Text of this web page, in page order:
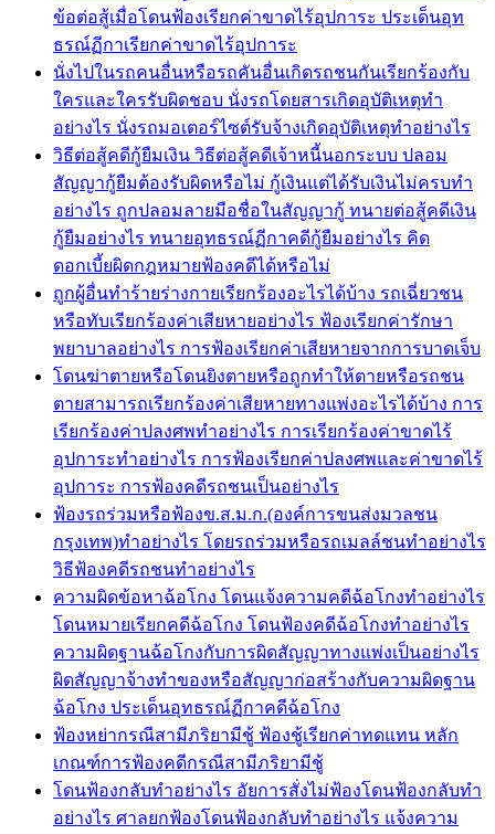
ข้อต่อสู้เมื่อโดนฟ้องเรียกค่าขาดไร้อุปการะ ประเด็นอุท
ธรณ์ฏีกาเรียกค่าขาดไร้อุปการะ
นั่งไปในรถคนอื่นหรือรถคันอื่นเกิดรถชนกันเรียกร้องกับ
ใครและใครรับผิดชอบ นั่งรถโดยสารเกิดอุบัติเหตุทำ
อย่างไร นั่งรถมอเตอร์ไซต์รับจ้างเกิดอุบัติเหตุทำอย่างไร
วิธีต่อสู้คดีกู้ยืมเงิน วิธีต่อสู้คดีเจ้าหนี้นอกระบบ ปลอม
สัญญากู้ยืมต้องรับผิดหรือไม่ กู้เงินแต่ได้รับเงินไม่ครบทำ
อย่างไร ถูกปลอมลายมือชื่อในสัญญากู้ ทนายต่อสู้คดีเงิน
กู้ยืมอย่างไร ทนายอุทธรณ์ฏีกาคดีกู้ยืมอย่างไร คิด
ดอกเบี้ยผิดกฎหมายฟ้องคดีได้หรือไม่
ถูกผู้อื่นทำร้ายร่างกายเรียกร้องอะไรได้บ้าง รถเฉี่ยวชน
หรือทับเรียกร้องค่าเสียหายอย่างไร ฟ้องเรียกค่ารักษา
พยาบาลอย่างไร การฟ้องเรียกค่าเสียหายจากการบาดเจ็บ
โดนฆ่าตายหรือโดนยิงตายหรือถูกทำให้ตายหรือรถชน
ตายสามารถเรียกร้องค่าเสียหายทางแพ่งอะไรได้บ้าง การ
เรียกร้องค่าปลงศพทำอย่างไร การเรียกร้องค่าขาดไร้
อุปการะทำอย่างไร การฟ้องเรียกค่าปลงศพและค่าขาดไร้
อุปการะ การฟ้องคดีรถชนเป็นอย่างไร
ฟ้องรถร่วมหรือฟ้องข.ส.ม.ก.(องค์การขนส่งมวลชน
กรุงเทพ)ทำอย่างไร โดยรถร่วมหรือรถเมลล์ชนทำอย่างไร
วิธีฟ้องคดีรถชนทำอย่างไร
ความผิดข้อหาฉ้อโกง โดนแจ้งความคดีฉ้อโกงทำอย่างไร
โดนหมายเรียกคดีฉ้อโกง โดนฟ้องคดีฉ้อโกงทำอย่างไร
ความผิดฐานฉ้อโกงกับการผิดสัญญาทางแพ่งเป็นอย่างไร
ผิดสัญญาจ้างทำของหรือสัญญาก่อสร้างกับความผิดฐาน
ฉ้อโกง ประเด็นอุทธรณ์ฏีกาคดีฉ้อโกง
ฟ้องหย่ากรณีสามีภริยามีชู้ ฟ้องชู้เรียกค่าทดแทน หลัก
เกณฑ์การฟ้องคดีกรณีสามีภริยามีชู้
โดนฟ้องกลับทำอย่างไร อัยการสั่งไม่ฟ้องโดนฟ้องกลับทำ
อย่างไร ศาลยกฟ้องโดนฟ้องกลับทำอย่างไร แจ้งความ